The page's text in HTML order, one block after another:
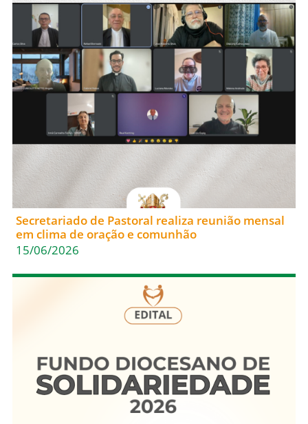
Secretariado de Pastoral realiza reunião mensal
em clima de oração e comunhão
15/06/2026